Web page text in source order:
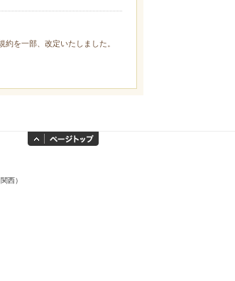
を一部、改定いたしました。
西）